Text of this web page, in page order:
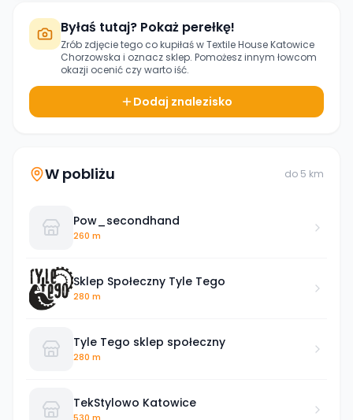
Byłaś tutaj? Pokaż perełkę!
Zrób zdjęcie tego co kupiłaś wTextile House Katowice
Chorzowska i oznacz sklep. Pomożesz innym łowcom
okazji ocenić czy warto iść.
Dodaj znalezisko
W pobliżu do 5 km
Pow_secondhand
260 m
Sklep Społeczny Tyle Tego
280 m
Tyle Tego sklep społeczny
280 m
TekStylowo Katowice
530 m